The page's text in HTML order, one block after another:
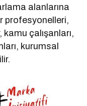
alanlarına
profesyonelleri,
çalışanları,
kurumsal